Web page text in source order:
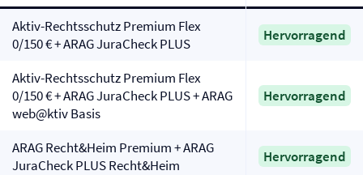
Aktiv-Rechtsschutz Premium Flex
0/150 € + ARAG JuraCheck PLUS
Hervorragend
Aktiv-Rechtsschutz Premium Flex
0/150 € + ARAG JuraCheck PLUS + ARAG
web@ktiv Basis
Hervorragend
ARAG Recht&Heim Premium + ARAG
JuraCheck PLUS Recht&Heim
Hervorragend